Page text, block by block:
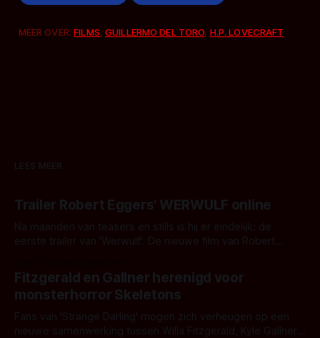
MEER OVER:FILMS,GUILLERMO DEL TORO, H.P. LOVECRAFT
LEES MEER
Trailer Robert Eggers' WERWULF online
Na maanden van teasers en stills is hij er eindelijk: de
eerste trailer van 'Werwulf'. De nieuwe film van Robert
kille stijl vol folklore en mythe. Het topic deze keer is (kon
het het al raden?)... de weerwolf. Kijk je mee?
Fitzgerald en Gallner herenigd voor
monsterhorror Skeletons
Fans van 'Strange Darling' mogen zich verheugen op een
nieuwe samenwerking tussen Willa Fitzgerald, Kyle Gallner